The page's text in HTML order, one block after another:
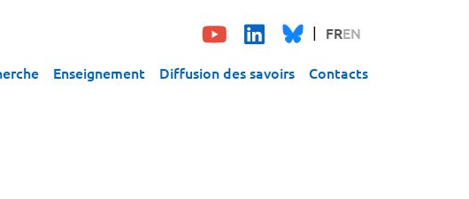
FREN
Enseignement Diffusion des savoirs Contacts